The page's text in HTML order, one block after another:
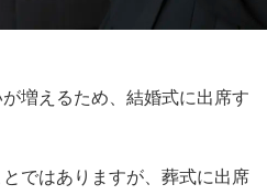
増えるため、結婚式に出席す
ではありますが、葬式に出席